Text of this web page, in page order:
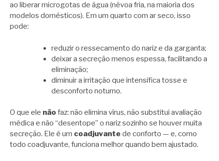
ao liberar microgotas de água (névoa fria, na maioria dos
modelos domésticos). Em um quarto com ar seco, isso
pode:
reduzir o ressecamento do nariz e da garganta;
deixar a secreção menos espessa, facilitando a
eliminação;
diminuir a irritação que intensifica tosse e
desconforto noturno.
O que ele não faz: não elimina vírus, não substitui avaliação
médica e não “desentope” o nariz sozinho se houver muita
secreção. Ele é um coadjuvante de conforto — e, como
todo coadjuvante, funciona melhor quando bem ajustado.